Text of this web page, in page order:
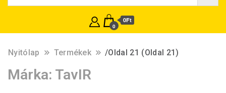
0
0Ft
Nyitólap Termékek /Oldal 21 (Oldal 21)
Márka: TavIR